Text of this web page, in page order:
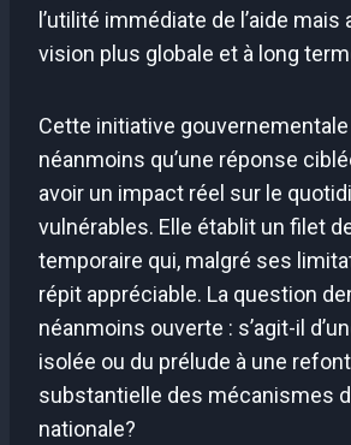
l’utilité immédiate de l’aide mais
vision plus globale et à long
Cette initiative
néanmoins qu’une réponse
avoir un impact réel sur le
vulnérables. Elle établit un filet
temporaire qui, malgré ses
répit appréciable. La question
néanmoins ouverte : s’agit-il
isolée ou du prélude à une
substantielle des mécanismes
nationale?